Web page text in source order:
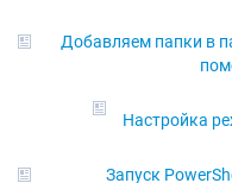
Добавляем папки в
Настройка
Запуск